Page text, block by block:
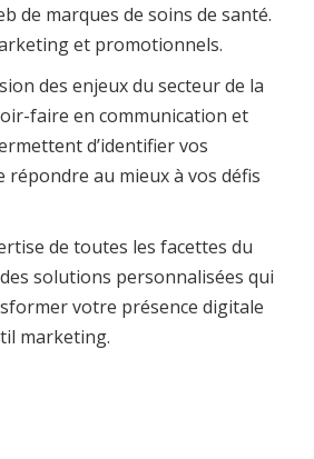
de marques de soins de santé.
et promotionnels.
des enjeux du secteur de la
faire en communication et
d’identifier vos
au mieux à vos défis
de toutes les facettes du
solutions personnalisées qui
votre présence digitale
marketing.